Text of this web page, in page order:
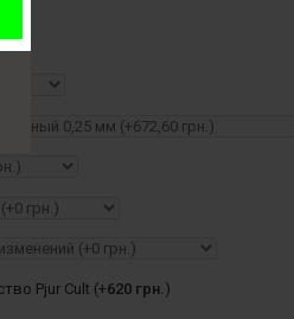
Pjur Cult (+620 грн. )